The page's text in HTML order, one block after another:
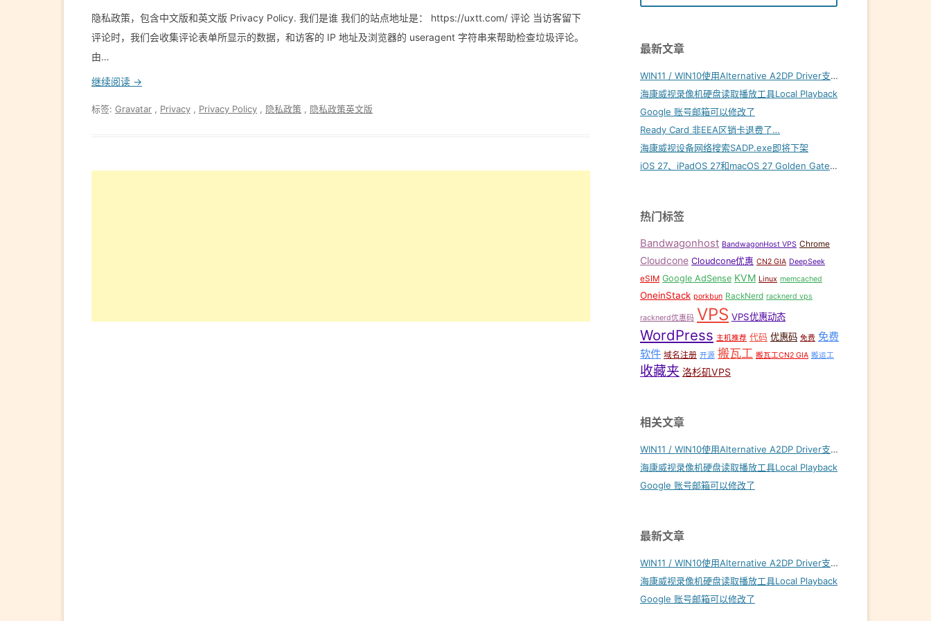
隐私政策，包含中文版和英文版 Privacy Policy. 我们是谁 我们的站点地址是： https://uxtt.com/ 评论 当访客留下
评论时，我们会收集评论表单所显示的数据，和访客的 IP 地址及浏览器的 useragent 字符串来帮助检查垃圾评论。
由…
继续阅读 →
标签: Gravatar Privacy Privacy Policy 隐私政策 隐私政策英文版
最新文章
WIN11 / WIN10使用Alternative A2DP Driver支持LDAC
海康威视录像机硬盘读取播放工具Local Playback
Google 账号邮箱可以修改了
Ready Card 非EEA区销卡退费了…
海康威视设备网络搜索SADP.exe即将下架
iOS 27、iPadOS 27和macOS 27 Golden Gate内置壁纸下载
热门标签
Bandwagonhost BandwagonHost VPS Chrome
Cloudcone Cloudcone优惠 CN2 GIA DeepSeek
eSIM Google AdSense KVM Linux memcached
OneinStack porkbun RackNerd racknerd vps
racknerd优惠码 VPS VPS优惠动态
WordPress 主机推荐 代码 优惠码 免费 免费
软件 域名注册 开源 搬瓦工 搬瓦工CN2 GIA 搬运工
收藏夹 洛杉矶VPS
相关文章
WIN11 / WIN10使用Alternative A2DP Driver支持LDAC
海康威视录像机硬盘读取播放工具Local Playback
Google 账号邮箱可以修改了
最新文章
WIN11 / WIN10使用Alternative A2DP Driver支持LDAC
海康威视录像机硬盘读取播放工具Local Playback
Google 账号邮箱可以修改了